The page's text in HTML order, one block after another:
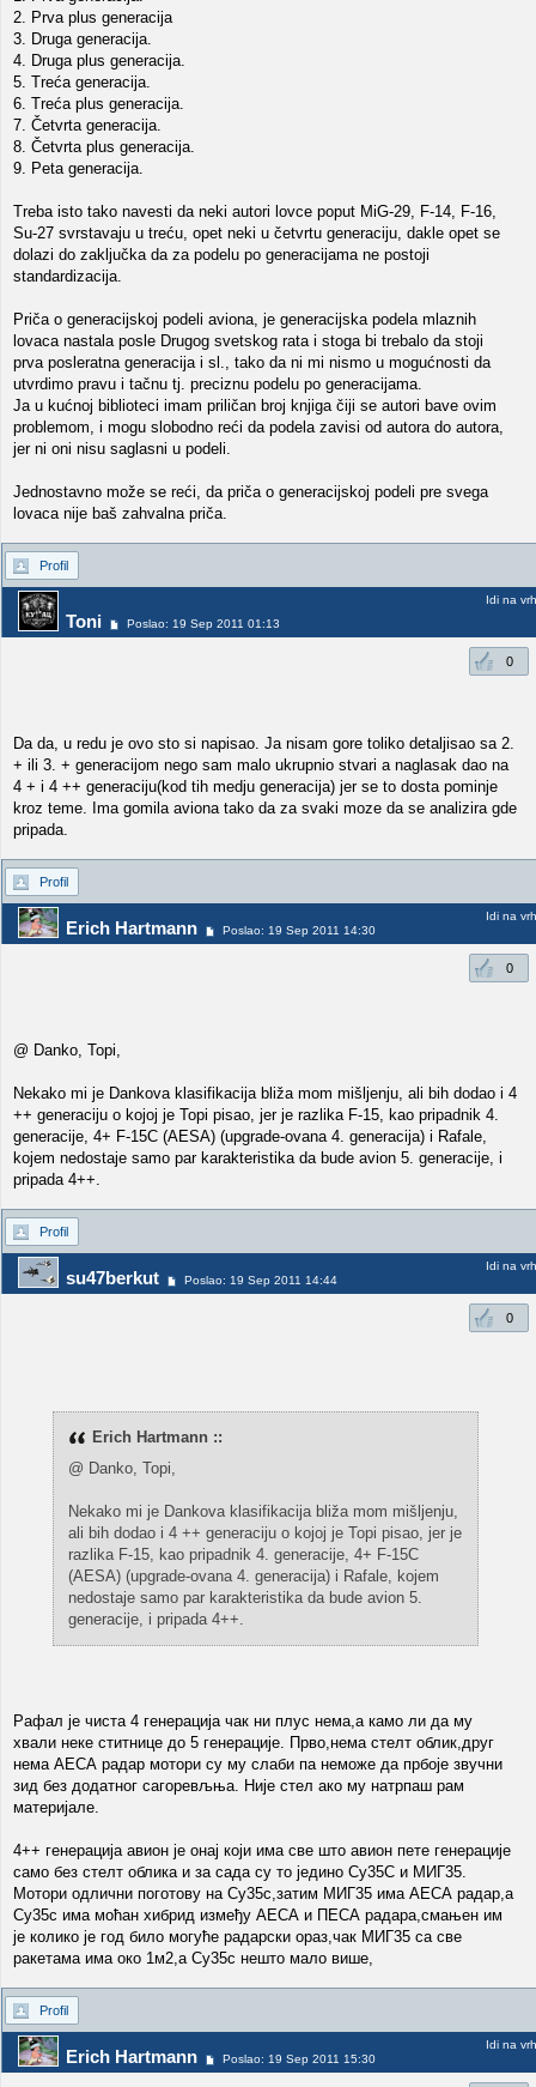
2. Prva plus generacija
3. Druga generacija.
4. Druga plus generacija.
5. Treća generacija.
6. Treća plus generacija.
7. Četvrta generacija.
8. Četvrta plus generacija.
9. Peta generacija.
Treba isto tako navesti da neki autori lovce poput MiG-29, F-14, F-16,
Su-27 svrstavaju u treću, opet neki u četvrtu generaciju, dakle opet se
dolazi do zaključka da za podelu po generacijama ne postoji
standardizacija.
Priča o generacijskoj podeli aviona, je generacijska podela mlaznih
lovaca nastala posle Drugog svetskog rata i stoga bi trebalo da stoji
prva posleratna generacija i sl., tako da ni mi nismo u mogućnosti da
utvrdimo pravu i tačnu tj. preciznu podelu po generacijama.
Ja u kućnoj biblioteci imam priličan broj knjiga čiji se autori bave ovim
problemom, i mogu slobodno reći da podela zavisi od autora do autora,
jer ni oni nisu saglasni u podeli.
Jednostavno može se reći, da priča o generacijskoj podeli pre svega
lovaca nije baš zahvalna priča.
Profil
Toni Poslao: 19 Sep 2011 01:13
Idi na vrh
0
Da da, u redu je ovo sto si napisao. Ja nisam gore toliko detaljisao sa 2.
+ ili 3. + generacijom nego sam malo ukrupnio stvari a naglasak dao na
4 + i 4 ++ generaciju(kod tih medju generacija) jer se to dosta pominje
kroz teme. Ima gomila aviona tako da za svaki moze da se analizira gde
pripada.
Profil
Erich Hartmann Poslao: 19 Sep 2011 14:30
Idi na vrh
0
@ Danko, Topi,
Nekako mi je Dankova klasifikacija bliža mom mišljenju, ali bih dodao i 4
++ generaciju o kojoj je Topi pisao, jer je razlika F-15, kao pripadnik 4.
generacije, 4+ F-15C (AESA) (upgrade-ovana 4. generacija) i Rafale,
kojem nedostaje samo par karakteristika da bude avion 5. generacije, i
pripada 4++.
Profil
su47berkut Poslao: 19 Sep 2011 14:44
Idi na vrh
0
Erich Hartmann ::
@ Danko, Topi,
Nekako mi je Dankova klasifikacija bliža mom mišljenju,
ali bih dodao i 4 ++ generaciju o kojoj je Topi pisao, jer je
razlika F-15, kao pripadnik 4. generacije, 4+ F-15C
(AESA) (upgrade-ovana 4. generacija) i Rafale, kojem
nedostaje samo par karakteristika da bude avion 5.
generacije, i pripada 4++.
Рафал је чиста 4 генерација чак ни плус нема,а камо ли да му
хвали неке ститнице до 5 генерације. Прво,нема стелт облик,друг
нема АЕСА радар мотори су му слаби па неможе да прбоје звучни
зид без додатног сагоревљња. Није стел ако му натрпаш рам
материјале.
4++ генерација авион је онај који има све што авион пете генерације
само без стелт облика и за сада су то једино Су35С и МИГ35.
Мотори одлични поготову на Су35с,затим МИГ35 има АЕСА радар,а
Су35с има моћан хибрид између АЕСА и ПЕСА радара,смањен им
је колико је год било могуће радарски ораз,чак МИГ35 са све
ракетама има око 1м2,а Су35с нешто мало више,
Profil
Erich Hartmann Poslao: 19 Sep 2011 15:30
Idi na vrh